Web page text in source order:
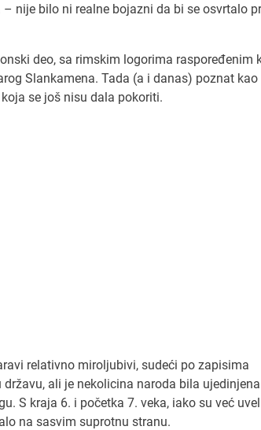
nije bilo ni realne bojazni da bi se osvrtalo
deo, sa rimskim logorima raspoređenim
Slankamena. Tada (a i danas) poznat kao
se još nisu dala pokoriti.
relativno miroljubivi, sudeći po zapisima
ali je nekolicina naroda bila
S kraja 6. i početka 7. veka, iako su već
na sasvim suprotnu stranu.